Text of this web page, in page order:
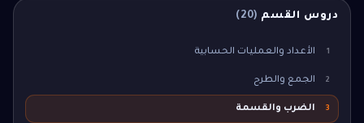
دروس القسم (
20
)
1 الأعداد والعمليات الحسابية
2 الجمع والطرح
3 الضرب والقسمة